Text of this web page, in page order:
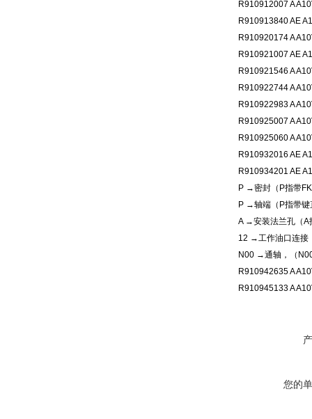
R910912007 A
R910913840 AE
R910920174 A
R910921007 AE
R910921546 A
R910922744 A
R910922983 A
R910925007 A
R910925060 A
R910932016 AE
R910934201 AE
P →密封（P指带
P →轴端（P指带键
A →安装法兰孔（A
12 →工作油口连接
N00 →通轴，（N00
R910942635 A
R910945133 A
您的